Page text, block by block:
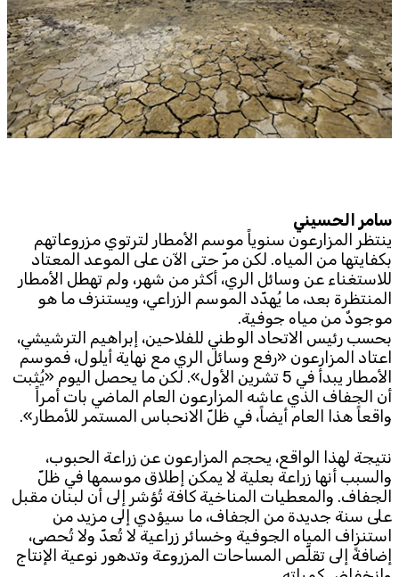
Polls
Jobs
Writers
Legal
Privacy Policy
Subscribe to the newsletter
TTV
TTV Plus
Download the app
© 2025. All Rights Reserved. ByKoein
سامر الحسيني
ينتظر المزارعون سنوياً موسم الأمطار لترتوي مزروعاتهم
بكفايتها من المياه. لكن مرّ حتى الآن على الموعد المعتاد
للاستغناء عن وسائل الري، أكثر من شهر، ولم تهطل الأمطار
المنتظرة بعد، ما يُهدّد الموسم الزراعي، ويستنزف ما هو
موجودٌ من مياه جوفية.
بحسب رئيس الاتحاد الوطني للفلاحين، إبراهيم الترشيشي،
اعتاد المزارعون «رفع وسائل الري مع نهاية أيلول، فموسم
الأمطار يبدأ في 5 تشرين الأول». لكن ما يحصل اليوم «يُثبت
أن الجفاف الذي عاشه المزارعون العام الماضي بات أمراً
واقعاً هذا العام أيضاً، في ظلّ الانحباس المستمر للأمطار».
نتيجة لهذا الواقع، يحجم المزارعون عن زراعة الحبوب،
والسبب أنها زراعة بعلية لا يمكن إطلاق موسمها في ظلّ
الجفاف. والمعطيات المناخية كافة تُؤشر إلى أن لبنان مقبل
على سنة جديدة من الجفاف، ما سيؤدي إلى مزيد من
استنزاف المياه الجوفية وخسائر زراعية لا تُعدّ ولا تُحصى،
إضافةً إلى تقلّص المساحات المزروعة وتدهور نوعية الإنتاج